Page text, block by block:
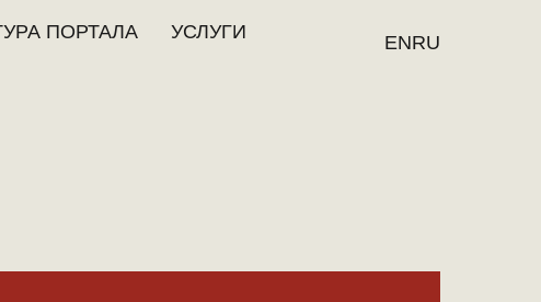
ПОРТАЛА
УСЛУГИ
ENRU